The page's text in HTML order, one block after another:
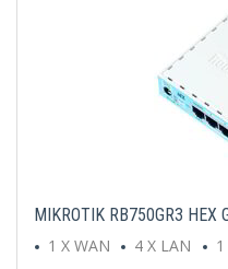
MIKROTIK RB750GR3 HEX
1 X WAN
4 X LAN